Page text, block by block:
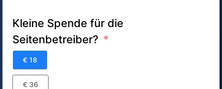
Kleine Spende für die
Seitenbetreiber?
€ 18
€ 36